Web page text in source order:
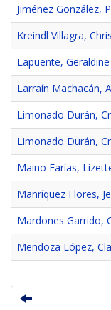
Jiménez González,
Kreindl Villagra,
Lapuente,
Larraín Machacán,
Limonado Durán,
Limonado Durán,
Maino Farías,
Manríquez Flores,
Mardones Garrido,
Mendoza López,